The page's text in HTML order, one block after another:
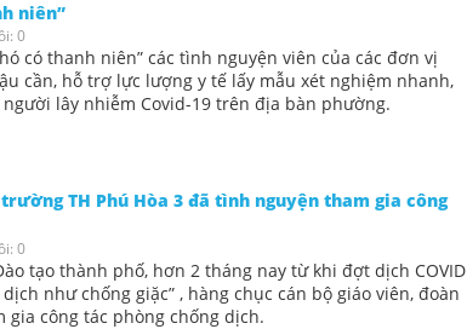
niên”
0
có thanh niên” các tình nguyện viên của các đơn vị
cần, hỗ trợ lực lượng y tế lấy mẫu xét nghiệm nhanh,
lây nhiễm Covid-19 trên địa bàn phường.
TH Phú Hòa 3 đã tình nguyện tham gia công
0
tạo thành phố, hơn 2 tháng nay từ khi đợt dịch COVID
như chống giặc” , hàng chục cán bộ giáo viên, đoàn
gia công tác phòng chống dịch.